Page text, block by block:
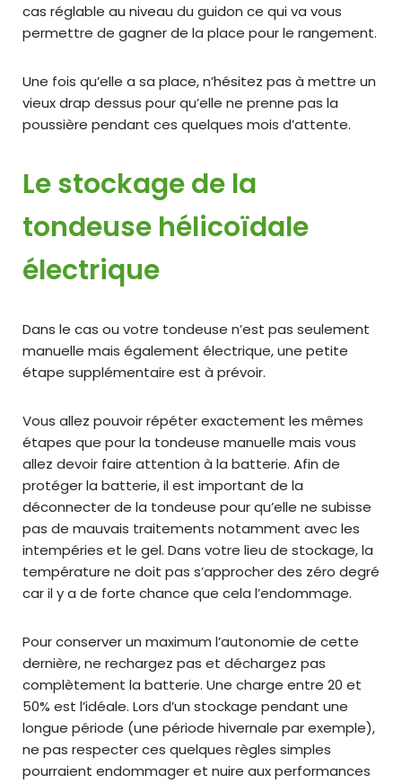
cas réglable au niveau du guidon ce qui va vous
permettre de gagner de la place pour le rangement.
Une fois qu’elle a sa place, n’hésitez pas à mettre un
vieux drap dessus pour qu’elle ne prenne pas la
poussière pendant ces quelques mois d’attente.
Le stockage de la
tondeuse hélicoïdale
électrique
Dans le cas ou votre tondeuse n’est pas seulement
manuelle mais également électrique, une petite
étape supplémentaire est à prévoir.
Vous allez pouvoir répéter exactement les mêmes
étapes que pour la tondeuse manuelle mais vous
allez devoir faire attention à la batterie. Afin de
protéger la batterie, il est important de la
déconnecter de la tondeuse pour qu’elle ne subisse
pas de mauvais traitements notamment avec les
intempéries et le gel. Dans votre lieu de stockage, la
température ne doit pas s’approcher des zéro degré
car il y a de forte chance que cela l’endommage.
Pour conserver un maximum l’autonomie de cette
dernière, ne rechargez pas et déchargez pas
complètement la batterie. Une charge entre 20 et
50% est l’idéale. Lors d’un stockage pendant une
longue période (une période hivernale par exemple),
ne pas respecter ces quelques règles simples
pourraient endommager et nuire aux performances